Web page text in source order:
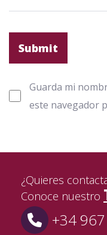
Guarda mi
este navegador
¿Quieres
Conoce nuestro
+34